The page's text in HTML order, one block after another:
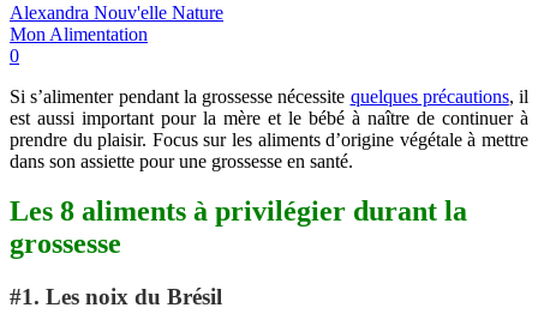
Alexandra Nouv'elle Nature
Mon Alimentation
0
Si s’alimenter pendant la grossesse nécessite quelques précautions, il
est aussi important pour la mère et le bébé à naître de continuer à
prendre du plaisir. Focus sur les aliments d’origine végétale à mettre
dans son assiette pour une grossesse en santé.
Les 8 aliments à privilégier durant la
grossesse
#1. Les noix du Brésil